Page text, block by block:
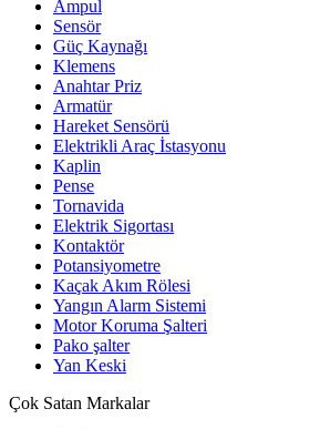
Ampul
Sensör
Güç Kaynağı
Klemens
Anahtar Priz
Armatür
Hareket Sensörü
Elektrikli Araç İstasyonu
Kaplin
Pense
Tornavida
Elektrik Sigortası
Kontaktör
Potansiyometre
Kaçak Akım Rölesi
Yangın Alarm Sistemi
Motor Koruma Şalteri
Pako şalter
Yan Keski
Çok Satan Markalar